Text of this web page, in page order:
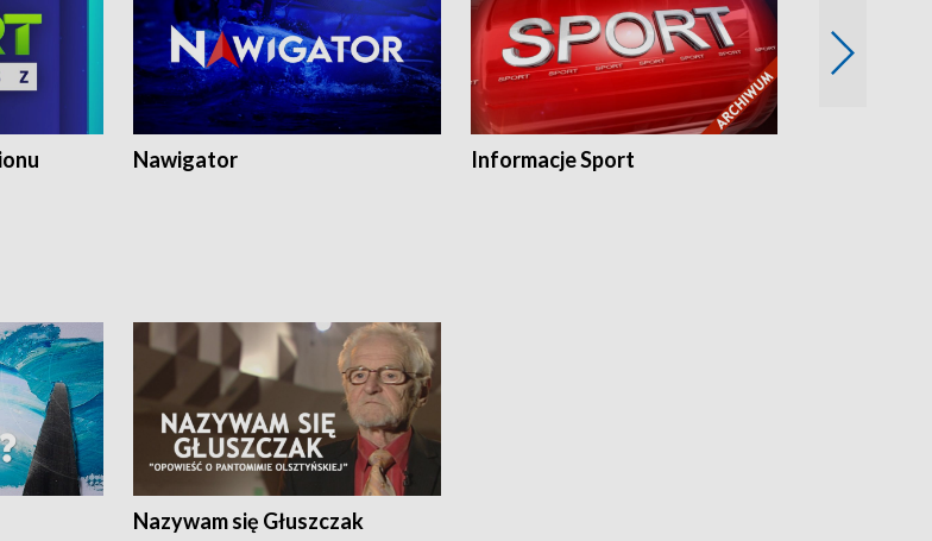
Nawigator Informacje Sport
Nazywam się Głuszczak